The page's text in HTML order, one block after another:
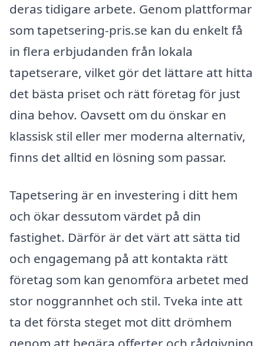
deras tidigare arbete. Genom plattformar
som tapetsering-pris.se kan du enkelt få
in flera erbjudanden från lokala
tapetserare, vilket gör det lättare att hitta
det bästa priset och rätt företag för just
dina behov. Oavsett om du önskar en
klassisk stil eller mer moderna alternativ,
finns det alltid en lösning som passar.
Tapetsering är en investering i ditt hem
och ökar dessutom värdet på din
fastighet. Därför är det värt att sätta tid
och engagemang på att kontakta rätt
företag som kan genomföra arbetet med
stor noggrannhet och stil. Tveka inte att
ta det första steget mot ditt drömhem